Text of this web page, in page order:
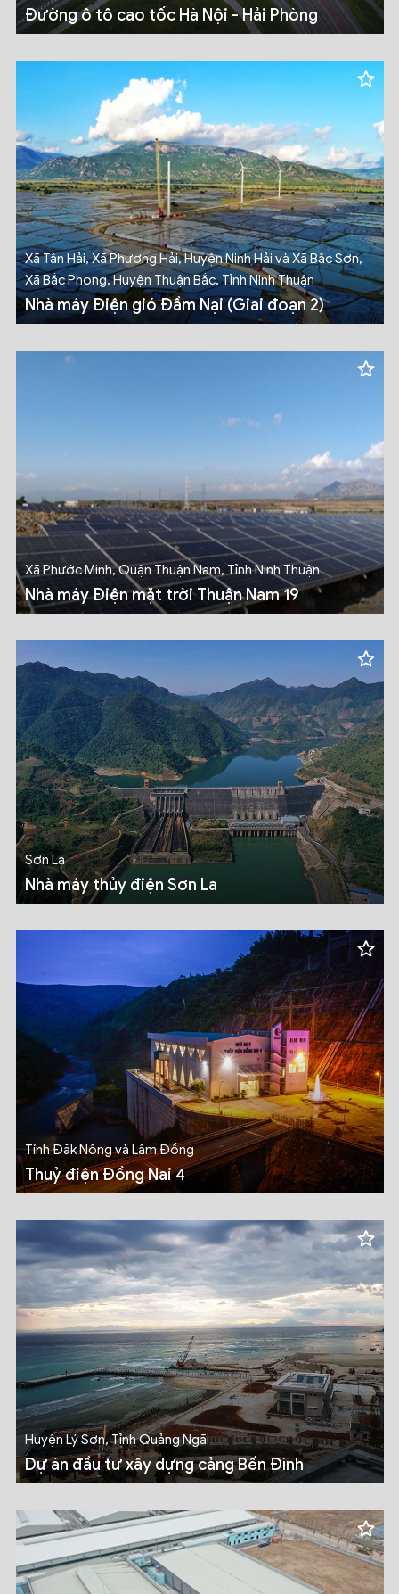
Đường ô tô cao tốc Hà Nội - Hải Phòng
Xã Tân Hải, Xã Phương Hải, Huyện Ninh Hải và Xã Bắc Sơn,
Xã Bắc Phong, Huyện Thuận Bắc, Tỉnh Ninh Thuận
Nhà máy Điện gió Đầm Nại (Giai đoạn 2)
Xã Phước Minh, Quận Thuận Nam, Tỉnh Ninh Thuận
Nhà máy Điện mặt trời Thuận Nam 19
Sơn La
Nhà máy thủy điện Sơn La
Tỉnh Đăk Nông và Lâm Đồng
Thuỷ điện Đồng Nai 4
Huyện Lý Sơn, Tỉnh Quảng Ngãi
Dự án đầu tư xây dựng cảng Bến Đình